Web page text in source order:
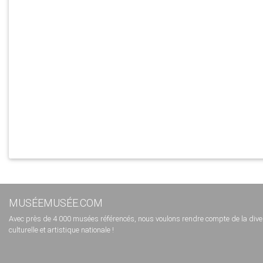
MUSÉEMUSÉE.COM
Avec près de 4 000 musées référencés, nous voulons rendre compte de la
culturelle et artistique nationale !